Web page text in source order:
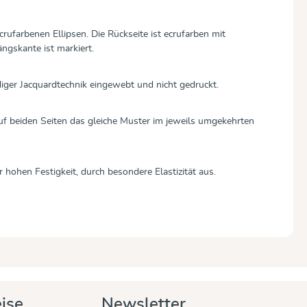
Ellipsen. Die Rückseite ist ecrufarben mit
ist markiert.
Jacquardtechnik eingewebt und nicht gedruckt.
beiden Seiten das gleiche Muster im jeweils umgekehrten
hohen Festigkeit, durch besondere Elastizität aus.